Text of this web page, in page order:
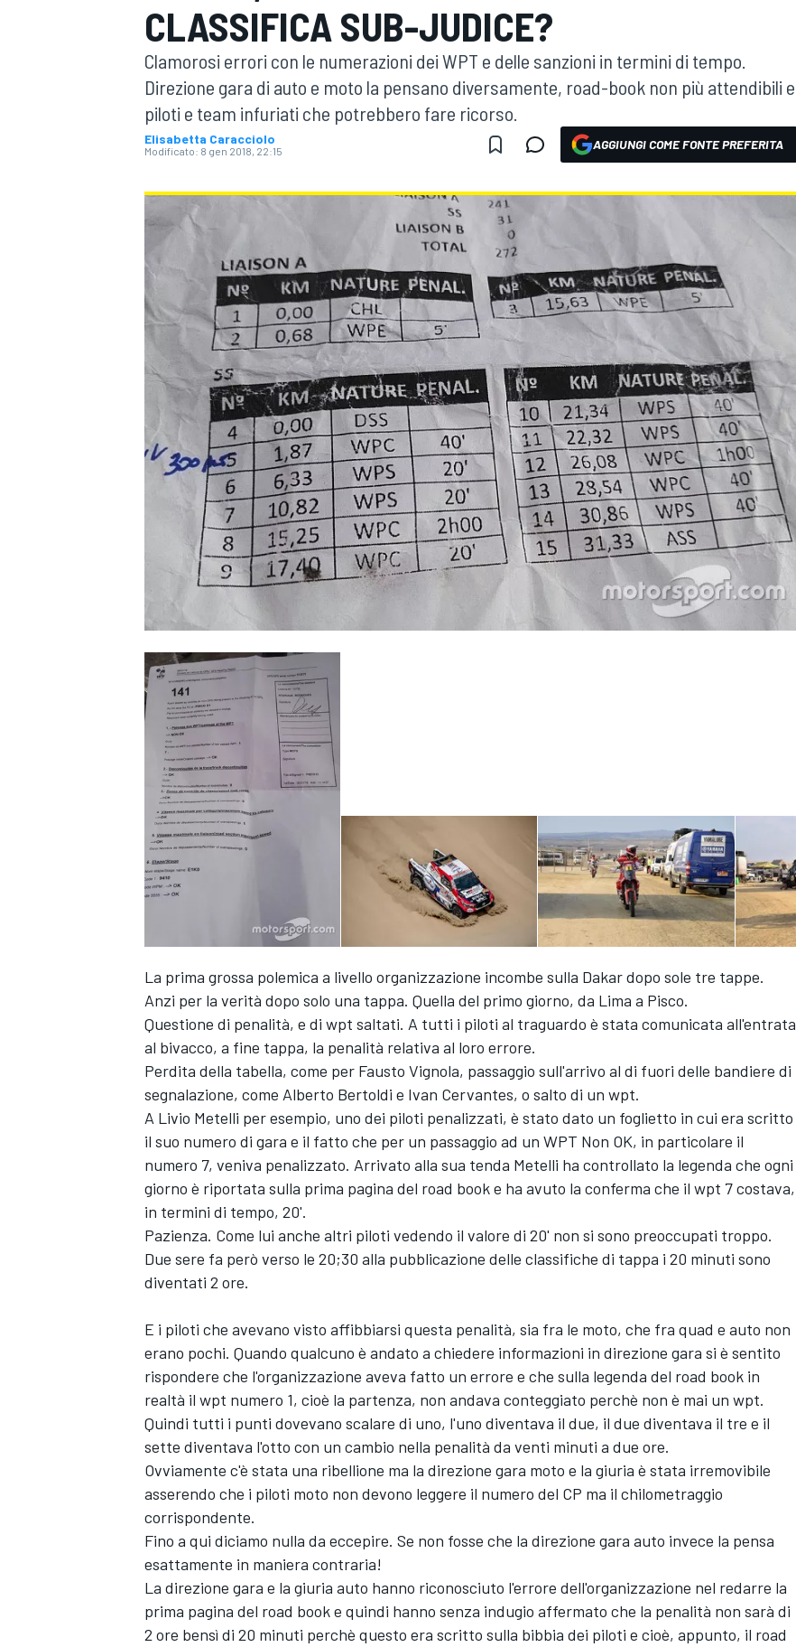
MOTOGP WEC
WRC
MONOPOSTO
ENDURANCE/GT
CLASSIFICA SUB-JUDICE?
Clamorosi errori con le numerazioni dei WPT e delle sanzioni in termini di tempo.
Direzione gara di auto e moto la pensano diversamente, road-book non più attendibili e
piloti e team infuriati che potrebbero fare ricorso.
Elisabetta Caracciolo
Modificato: 8 gen 2018, 22:15 AGGIUNGI COME FONTE PREFERITA
La prima grossa polemica a livello organizzazione incombe sulla Dakar dopo sole tre tappe.
Anzi per la verità dopo solo una tappa. Quella del primo giorno, da Lima a Pisco.
Questione di penalità, e di wpt saltati. A tutti i piloti al traguardo è stata comunicata all'entrata
al bivacco, a fine tappa, la penalità relativa al loro errore.
Perdita della tabella, come per Fausto Vignola, passaggio sull'arrivo al di fuori delle bandiere di
segnalazione, come Alberto Bertoldi e Ivan Cervantes, o salto di un wpt.
A Livio Metelli per esempio, uno dei piloti penalizzati, è stato dato un foglietto in cui era scritto
il suo numero di gara e il fatto che per un passaggio ad un WPT Non OK, in particolare il
numero 7, veniva penalizzato. Arrivato alla sua tenda Metelli ha controllato la legenda che ogni
giorno è riportata sulla prima pagina del road book e ha avuto la conferma che il wpt 7 costava,
in termini di tempo, 20'.
Pazienza. Come lui anche altri piloti vedendo il valore di 20' non si sono preoccupati troppo.
Due sere fa però verso le 20;30 alla pubblicazione delle classifiche di tappa i 20 minuti sono
diventati 2 ore.
E i piloti che avevano visto affibbiarsi questa penalità, sia fra le moto, che fra quad e auto non
erano pochi. Quando qualcuno è andato a chiedere informazioni in direzione gara si è sentito
rispondere che l'organizzazione aveva fatto un errore e che sulla legenda del road book in
realtà il wpt numero 1, cioè la partenza, non andava conteggiato perchè non è mai un wpt.
Quindi tutti i punti dovevano scalare di uno, l'uno diventava il due, il due diventava il tre e il
sette diventava l'otto con un cambio nella penalità da venti minuti a due ore.
Ovviamente c'è stata una ribellione ma la direzione gara moto e la giuria è stata irremovibile
asserendo che i piloti moto non devono leggere il numero del CP ma il chilometraggio
corrispondente.
Fino a qui diciamo nulla da eccepire. Se non fosse che la direzione gara auto invece la pensa
esattamente in maniera contraria!
La direzione gara e la giuria auto hanno riconosciuto l'errore dell'organizzazione nel redarre la
prima pagina del road book e quindi hanno senza indugio affermato che la penalità non sarà di
2 ore bensì di 20 minuti perchè questo era scritto sulla bibbia dei piloti e cioè, appunto, il road